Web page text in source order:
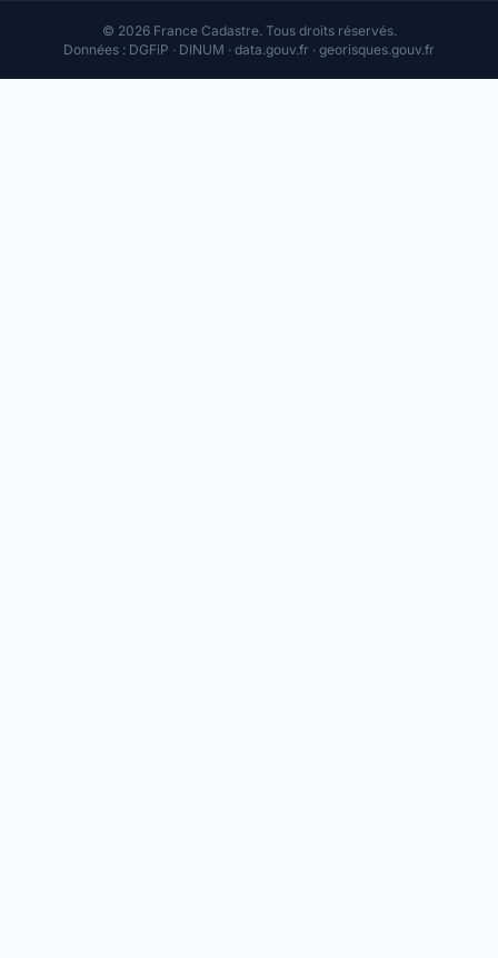
© 2026 France Cadastre. Tous droits réservés.
Données : DGFiP · DINUM · data.gouv.fr · georisques.gouv.fr